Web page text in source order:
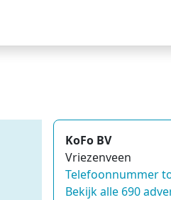
KoFo BV
Vriezenveen
Telefoonnummer
Bekijk alle 690